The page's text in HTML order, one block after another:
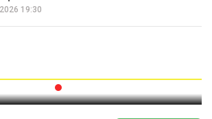
19:30
Abad Perhelatan Festival
XXV Kobarkan Semangat